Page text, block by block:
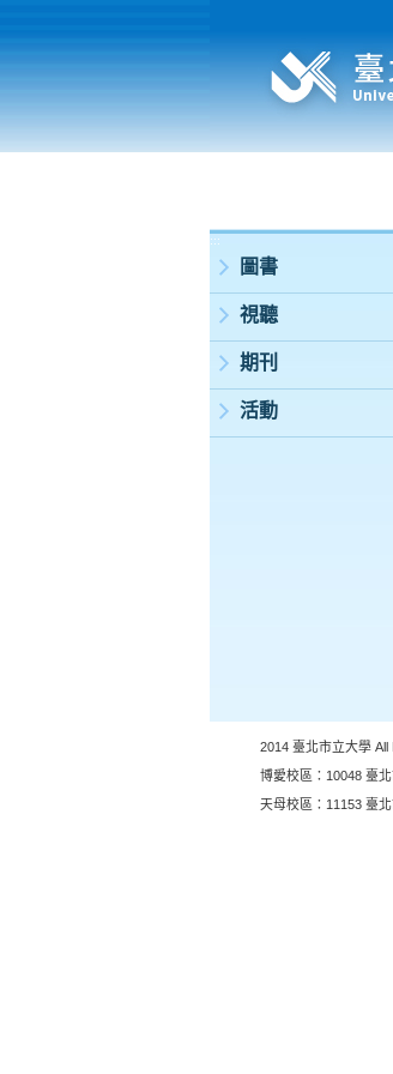
:::
圖書
視聽
期刊
活動
2014 臺北市立大學
博愛校區：10048 臺
天母校區：11153 臺